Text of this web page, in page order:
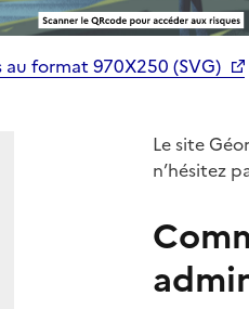
format 970X250 (SVG)
Le site
n’hésitez